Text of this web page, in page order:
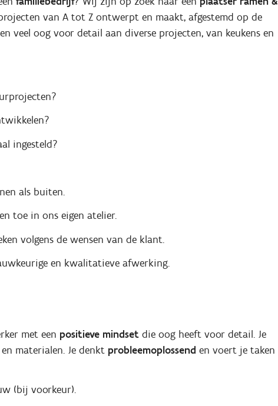
van A tot Z ontwerpt en maakt, afgestemd op de
veel oog voor detail aan diverse projecten, van keukens en
ingesteld?
als buiten.
toe in ons eigen atelier.
volgens de wensen van de klant.
en kwalitatieve afwerking.
met een positieve mindset die oog heeft voor detail. Je
materialen. Je denkt probleemoplossend en voert je taken
(bij voorkeur).